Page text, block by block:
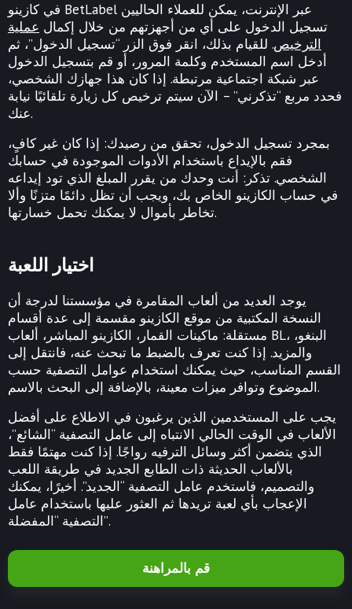
في كازينو BetLabel عبر الإنترنت، يمكن للعملاء الحاليين
تسجيل الدخول على أي من أجهزتهم من خلال إكمال عملية
الترخيص. للقيام بذلك، انقر فوق الزر “تسجيل الدخول”، ثم
أدخل اسم المستخدم وكلمة المرور، أو قم بتسجيل الدخول
عبر شبكة اجتماعية مرتبطة. إذا كان هذا جهازك الشخصي،
فحدد مربع “تذكرني” – الآن سيتم ترخيص كل زيارة تلقائيًا نيابة
عنك.
بمجرد تسجيل الدخول، تحقق من رصيدك: إذا كان غير كافٍ،
فقم بالإيداع باستخدام الأدوات الموجودة في حسابك
الشخصي. تذكر: أنت وحدك من يقرر المبلغ الذي تود إيداعه
في حساب الكازينو الخاص بك، ويجب أن تظل دائمًا متزنًا وألا
تخاطر بأموال لا يمكنك تحمل خسارتها.
اختيار اللعبة
يوجد العديد من ألعاب المقامرة في مؤسستنا لدرجة أن
النسخة المكتبية من موقع الكازينو مقسمة إلى عدة أقسام
مستقلة: ماكينات القمار، الكازينو المباشر، ألعاب BL، البنغو،
والمزيد. إذا كنت تعرف بالضبط ما تبحث عنه، فانتقل إلى
القسم المناسب، حيث يمكنك استخدام عوامل التصفية حسب
الموضوع وتوافر ميزات معينة، بالإضافة إلى البحث بالاسم.
يجب على المستخدمين الذين يرغبون في الاطلاع على أفضل
الألعاب في الوقت الحالي الانتباه إلى عامل التصفية “الشائع”،
الذي يتضمن أكثر وسائل الترفيه رواجًا. إذا كنت مهتمًا فقط
بالألعاب الحديثة ذات الطابع الجديد في طريقة اللعب
والتصميم، فاستخدم عامل التصفية “الجديد”. أخيرًا، يمكنك
الإعجاب بأي لعبة تريدها ثم العثور عليها باستخدام عامل
التصفية “المفضلة”.
قم بالمراهنة